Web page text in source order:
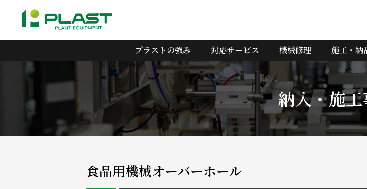
プラストの強み 対応サービス 機械修理 施工・納
納入・施
食品用機械オーバーホール